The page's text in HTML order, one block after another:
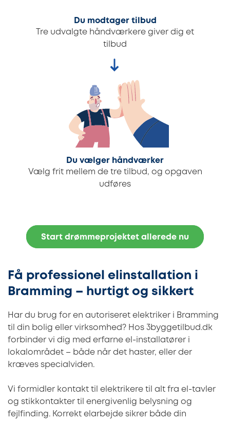
Du modtager tilbud
Tre udvalgte håndværkere giver dig et
tilbud
Du vælger håndværker
Vælg frit mellem de tre tilbud, og opgaven
udføres
Start drømmeprojektet allerede nu
Få professionel elinstallation i
Bramming – hurtigt og sikkert
Har du brug for en autoriseret elektriker i Bramming
til din bolig eller virksomhed? Hos 3byggetilbud.dk
forbinder vi dig med erfarne el-installatører i
lokalområdet – både når det haster, eller der
kræves specialviden.
Vi formidler kontakt til elektrikere til alt fra el-tavler
og stikkontakter til energivenlig belysning og
fejlfinding. Korrekt elarbejde sikrer både din